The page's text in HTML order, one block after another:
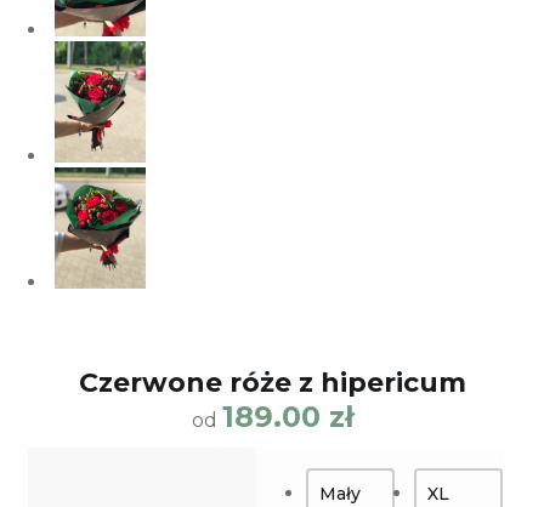
Сzerwone róże z hipericum
od 189.00 zł
Mały XL